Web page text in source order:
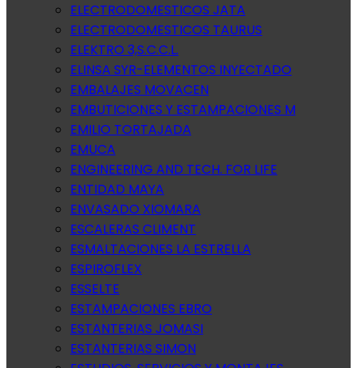
ELECTRODOMESTICOS JATA
ELECTRODOMESTICOS TAURUS
ELEKTRO 3,S.C.C.L.
ELINSA SYR-ELEMENTOS INYECTADO
EMBALAJES MOVACEN
EMBUTICIONES Y ESTAMPACIONES M
EMILIO TORTAJADA
EMUCA
ENGINEERING AND TECH. FOR LIFE
ENTIDAD MAYA
ENVASADO XIOMARA
ESCALERAS CLIMENT
ESMALTACIONES LA ESTRELLA
ESPIROFLEX
ESSELTE
ESTAMPACIONES EBRO
ESTANTERIAS JOMASI
ESTANTERIAS SIMON